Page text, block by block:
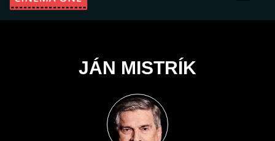
JÁN MISTRÍK